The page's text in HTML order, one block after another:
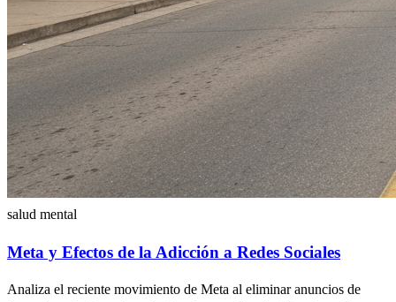
salud mental
Meta y Efectos de la Adicción a Redes Sociales
Analiza el reciente movimiento de Meta al eliminar anuncios de